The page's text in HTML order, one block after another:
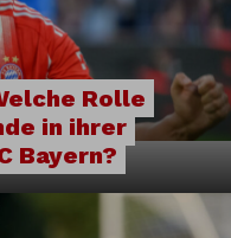
Rolle
in ihrer
Bayern?